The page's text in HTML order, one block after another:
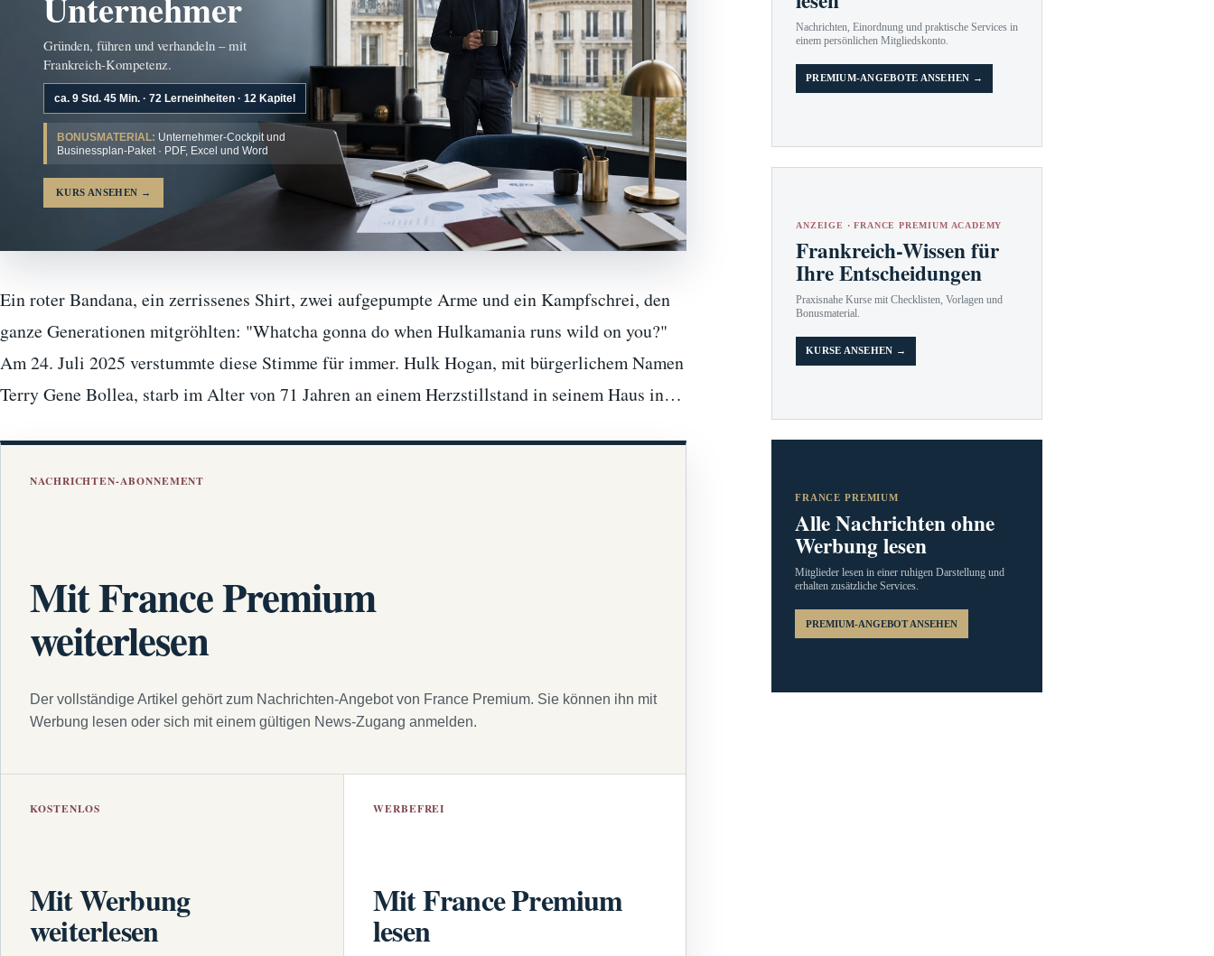
Gründen, führen und verhandeln – mit
Frankreich-Kompetenz.
ca. 9 Std. 45 Min. · 72 Lerneinheiten · 12 Kapitel
BONUSMATERIAL: Unternehmer-Cockpit und
Businessplan-Paket · PDF, Excel und Word
KURS ANSEHEN →
Ein roter Bandana, ein zerrissenes Shirt, zwei aufgepumpte Arme und ein Kampfschrei, den
ganze Generationen mitgröhlten: "Whatcha gonna do when Hulkamania runs wild on you?"
Am 24. Juli 2025 verstummte diese Stimme für immer. Hulk Hogan, mit bürgerlichem Namen
Terry Gene Bollea, starb im Alter von 71 Jahren an einem Herzstillstand in seinem Haus in…
NACHRICHTEN-ABONNEMENT
Mit France Premium
weiterlesen
Der vollständige Artikel gehört zum Nachrichten-Angebot von France Premium. Sie können ihn mit
Werbung lesen oder sich mit einem gültigen News-Zugang anmelden.
KOSTENLOS
Mit Werbung
weiterlesen
WERBEFREI
Mit France Premium
lesen
Nachrichten, Einordnung und praktische Services in
einem persönlichen Mitgliedskonto.
PREMIUM-ANGEBOTE ANSEHEN →
ANZEIGE · FRANCE PREMIUM ACADEMY
Frankreich-Wissen für
Ihre Entscheidungen
Praxisnahe Kurse mit Checklisten, Vorlagen und
Bonusmaterial.
KURSE ANSEHEN →
FRANCE PREMIUM
Alle Nachrichten ohne
Werbung lesen
Mitglieder lesen in einer ruhigen Darstellung und
erhalten zusätzliche Services.
PREMIUM-ANGEBOT ANSEHEN